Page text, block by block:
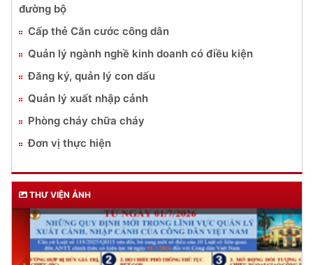
đường bộ
Cấp thẻ Căn cước công dân
Quản lý ngành nghề kinh doanh có điều kiện
Đăng ký, quản lý con dấu
Quản lý xuất nhập cảnh
Phòng cháy chữa cháy
Đơn vị thực hiện
THƯ VIỆN ẢNH